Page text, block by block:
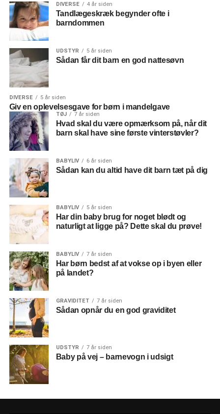
DIVERSE 4 år siden
Tandlægeskræk begynder ofte i
barndommen
UDSTYR 5 år siden
Sådan får dit barn en god nattesøvn
DIVERSE 5 år siden
Giv en oplevelsesgave for børn i mandelgave
TØJ 7 år siden
Hvad skal du være opmærksom på, når dit
barn skal have sine første vinterstøvler?
BABYLIV 6 år siden
Sådan kan du altid have dit barn tæt på dig
BABYLIV 5 år siden
Har din baby brug for noget blødt og
naturligt at ligge på? Dette skal du prøve!
BABYLIV 7 år siden
Har børn bedst af at vokse op i byen eller
på landet?
GRAVIDITET 7 år siden
Sådan opnår du en god graviditet
UDSTYR 7 år siden
Baby på vej – barnevogn i udsigt